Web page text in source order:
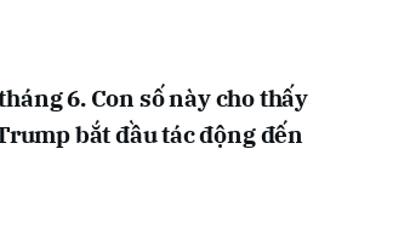
6. Con số này cho thấy
bắt đầu tác động đến